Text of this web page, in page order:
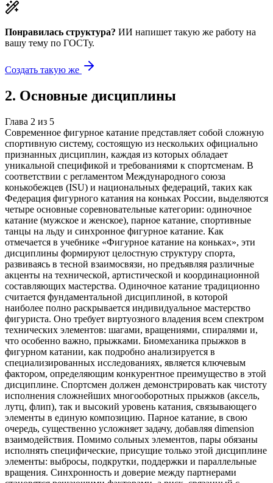
Понравилась структура? ИИ напишет такую же работу на
вашу тему по ГОСТу.
Создать такую же
2. Основные дисциплины
Глава 2 из 5
Современное фигурное катание представляет собой сложную
спортивную систему, состоящую из нескольких официально
признанных дисциплин, каждая из которых обладает
уникальной спецификой и требованиями к спортсменам. В
соответствии с регламентом Международного союза
конькобежцев (ISU) и национальных федераций, таких как
Федерация фигурного катания на коньках России, выделяются
четыре основные соревновательные категории: одиночное
катание (мужское и женское), парное катание, спортивные
танцы на льду и синхронное фигурное катание. Как
отмечается в учебнике «Фигурное катание на коньках», эти
дисциплины формируют целостную структуру спорта,
развиваясь в тесной взаимосвязи, но предъявляя различные
акценты на технической, артистической и координационной
составляющих мастерства. Одиночное катание традиционно
считается фундаментальной дисциплиной, в которой
наиболее полно раскрывается индивидуальное мастерство
фигуриста. Оно требует виртуозного владения всем спектром
технических элементов: шагами, вращениями, спиралями и,
что особенно важно, прыжками. Биомеханика прыжков в
фигурном катании, как подробно анализируется в
специализированных исследованиях, является ключевым
фактором, определяющим конкурентное преимущество в этой
дисциплине. Спортсмен должен демонстрировать как чистоту
исполнения сложнейших многооборотных прыжков (аксель,
лутц, флип), так и высокий уровень катания, связывающего
элементы в единую композицию. Парное катание, в свою
очередь, существенно усложняет задачу, добавляя dimension
взаимодействия. Помимо сольных элементов, пары обязаны
исполнять специфические, присущие только этой дисциплине
элементы: выбросы, подкрутки, поддержки и параллельные
вращения. Синхронность и доверие между партнерами